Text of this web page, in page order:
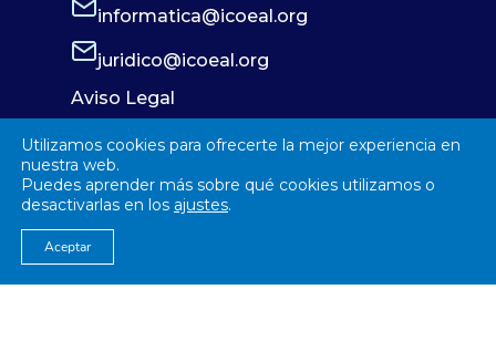
informatica@icoeal.org
juridico@icoeal.org
Aviso Legal
Política de Cookies
© 2026
Utilizamos cookies para ofrecerte la mejor experiencia en
nuestra web.
Puedes aprender más sobre qué cookies utilizamos o
desactivarlas en los ajustes.
Aceptar